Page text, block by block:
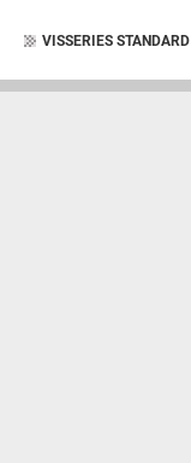
VISSERIES STANDARD